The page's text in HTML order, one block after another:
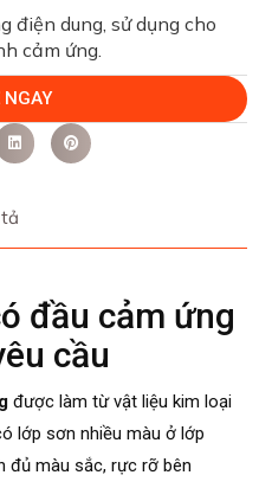
điện dung, sử dụng cho
cảm ứng.
NGAY
đầu cảm ứng
cầu
được làm từ vật liệu kim loại
lớp sơn nhiều màu ở lớp
đủ màu sắc, rực rỡ bên